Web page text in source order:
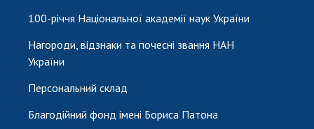
100-річчя Національної академії наук України
Нагороди, відзнаки та почесні звання НАН
України
Персональний склад
Благодійний фонд імені Бориса Патона